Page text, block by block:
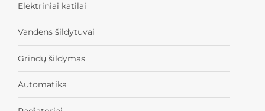
Elektriniai katilai
Vandens šildytuvai
Grindų šildymas
Automatika